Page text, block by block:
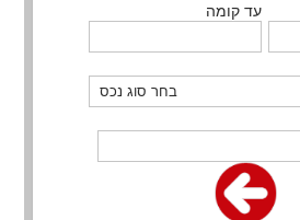
עד קומה